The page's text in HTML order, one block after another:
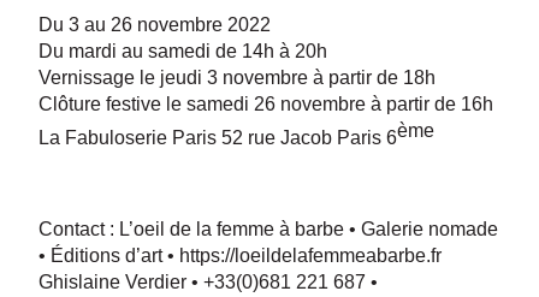
Du 3 au 26 novembre 2022
Du mardi au samedi de 14h à 20h
Vernissage le jeudi 3 novembre à partir de 18h
Clôture festive le samedi 26 novembre à partir de 16h
La Fabuloserie Paris 52 rue Jacob Paris 6ème
Contact : L’oeil de la femme à barbe • Galerie nomade
• Éditions d’art • https://loeildelafemmeabarbe.fr
Ghislaine Verdier • +33(0)681 221 687 •